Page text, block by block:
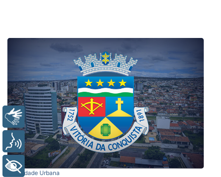
Mobilidade Urbana
Libras
Voz
+ Acessibilidade